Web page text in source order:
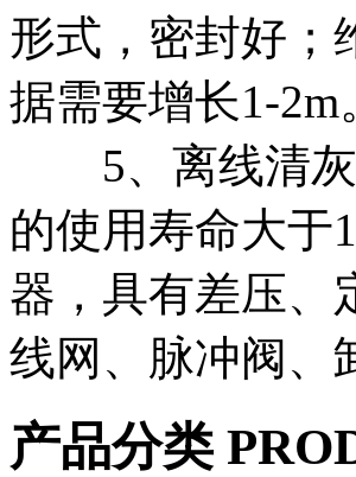
形式，密封好；
据需要增长1-2m
5、离线清灰
的使用寿命大于
器，具有差压、
线网、脉冲阀、
产品分类